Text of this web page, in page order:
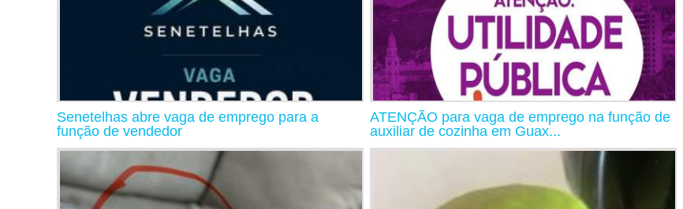
Senetelhas abre vaga de emprego para a
função de vendedor
ATENÇÃO para vaga de emprego na função de
auxiliar de cozinha em Guax...